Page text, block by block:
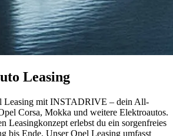
Leasing
Leasing mit INSTADRIVE – dein All-
Corsa, Mokka und weitere Elektroautos.
Leasingkonzept erlebst du ein sorgenfreies
bis Ende. Unser Opel Leasing umfasst